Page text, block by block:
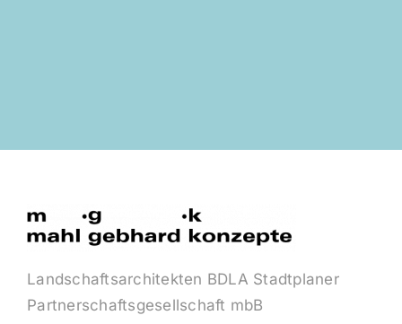
Landschaftsarchitekten BDLA Stadtplaner
Partnerschaftsgesellschaft mbB